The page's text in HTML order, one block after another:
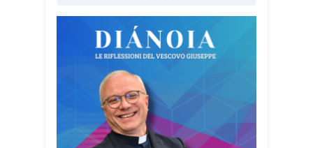
persone. Ho voluto che questo
strumento fosse accessibile a tutti,
senza alcun fine commerciale, così da
raggiungere il maggior numero possibile
di cittadini. È anche un modo per dire a
chi è stato vittima di una truffa che non è
solo.Quanto è importante
coinvolgere anche familiari e